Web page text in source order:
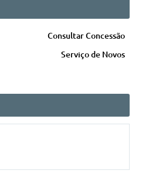
Consultar Concessão
Serviço de Novos